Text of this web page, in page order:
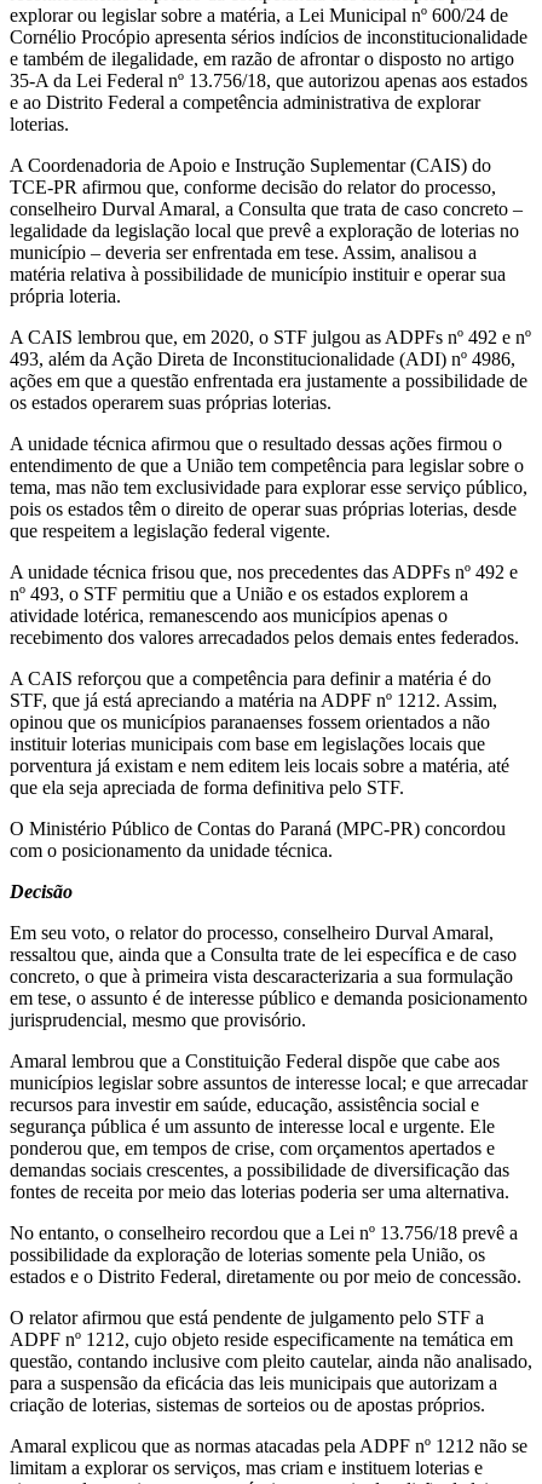
explorar ou legislar sobre a matéria, a Lei Municipal nº 600/24 de
Cornélio Procópio apresenta sérios indícios de inconstitucionalidade
e também de ilegalidade, em razão de afrontar o disposto no artigo
35-A da Lei Federal nº 13.756/18, que autorizou apenas aos estados
e ao Distrito Federal a competência administrativa de explorar
loterias.
A Coordenadoria de Apoio e Instrução Suplementar (CAIS) do
TCE-PR afirmou que, conforme decisão do relator do processo,
conselheiro Durval Amaral, a Consulta que trata de caso concreto –
legalidade da legislação local que prevê a exploração de loterias no
município – deveria ser enfrentada em tese. Assim, analisou a
matéria relativa à possibilidade de município instituir e operar sua
própria loteria.
A CAIS lembrou que, em 2020, o STF julgou as ADPFs nº 492 e nº
493, além da Ação Direta de Inconstitucionalidade (ADI) nº 4986,
ações em que a questão enfrentada era justamente a possibilidade de
os estados operarem suas próprias loterias.
A unidade técnica afirmou que o resultado dessas ações firmou o
entendimento de que a União tem competência para legislar sobre o
tema, mas não tem exclusividade para explorar esse serviço público,
pois os estados têm o direito de operar suas próprias loterias, desde
que respeitem a legislação federal vigente.
A unidade técnica frisou que, nos precedentes das ADPFs nº 492 e
nº 493, o STF permitiu que a União e os estados explorem a
atividade lotérica, remanescendo aos municípios apenas o
recebimento dos valores arrecadados pelos demais entes federados.
A CAIS reforçou que a competência para definir a matéria é do
STF, que já está apreciando a matéria na ADPF nº 1212. Assim,
opinou que os municípios paranaenses fossem orientados a não
instituir loterias municipais com base em legislações locais que
porventura já existam e nem editem leis locais sobre a matéria, até
que ela seja apreciada de forma definitiva pelo STF.
O Ministério Público de Contas do Paraná (MPC-PR) concordou
com o posicionamento da unidade técnica.
Decisão
Em seu voto, o relator do processo, conselheiro Durval Amaral,
ressaltou que, ainda que a Consulta trate de lei específica e de caso
concreto, o que à primeira vista descaracterizaria a sua formulação
em tese, o assunto é de interesse público e demanda posicionamento
jurisprudencial, mesmo que provisório.
Amaral lembrou que a Constituição Federal dispõe que cabe aos
municípios legislar sobre assuntos de interesse local; e que arrecadar
recursos para investir em saúde, educação, assistência social e
segurança pública é um assunto de interesse local e urgente. Ele
ponderou que, em tempos de crise, com orçamentos apertados e
demandas sociais crescentes, a possibilidade de diversificação das
fontes de receita por meio das loterias poderia ser uma alternativa.
No entanto, o conselheiro recordou que a Lei nº 13.756/18 prevê a
possibilidade da exploração de loterias somente pela União, os
estados e o Distrito Federal, diretamente ou por meio de concessão.
O relator afirmou que está pendente de julgamento pelo STF a
ADPF nº 1212, cujo objeto reside especificamente na temática em
questão, contando inclusive com pleito cautelar, ainda não analisado,
para a suspensão da eficácia das leis municipais que autorizam a
criação de loterias, sistemas de sorteios ou de apostas próprios.
Amaral explicou que as normas atacadas pela ADPF nº 1212 não se
limitam a explorar os serviços, mas criam e instituem loterias e